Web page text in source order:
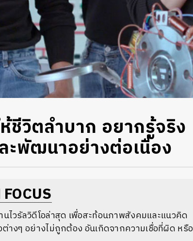
ชีวิตลำบาก อยากรู้จริง
ะพัฒนาอย่างต่อเนื่อง
ไวรัลวิดีโอล่าสุด เพื่อสะท้อนภาพสังคมและแนวคิด
ต่างๆ อย่างไม่ถูกต้อง อันเกิดจากความเชื่อที่ผิด หรือ